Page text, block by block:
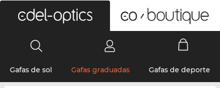
Gafas de sol Gafas graduadas Gafas de deporte